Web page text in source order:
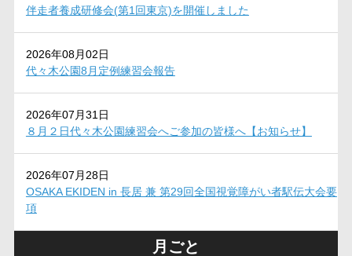
伴走者養成研修会(第1回東京)を開催しました
2026年08月02日
代々木公園8月定例練習会報告
2026年07月31日
８月２日代々木公園練習会へご参加の皆様へ【お知らせ】
2026年07月28日
OSAKA EKIDEN in 長居 兼 第29回全国視覚障がい者駅伝大会要
項
月ごと